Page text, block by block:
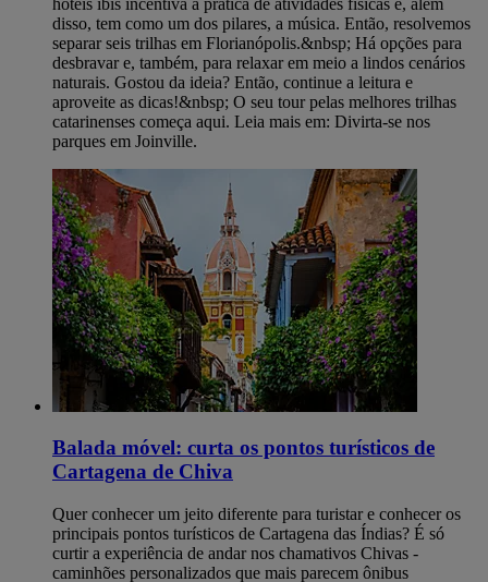
disso, tem como um dos pilares, a música. Então, resolvemos
separar seis trilhas em Florianópolis.&nbsp; Há opções para
desbravar e, também, para relaxar em meio a lindos cenários
naturais. Gostou da ideia? Então, continue a leitura e
aproveite as dicas!&nbsp; O seu tour pelas melhores trilhas
catarinenses começa aqui. Leia mais em: Divirta-se nos
parques em Joinville.
Balada móvel: curta os pontos turísticos de
Cartagena de Chiva
Quer conhecer um jeito diferente para turistar e conhecer os
principais pontos turísticos de Cartagena das Índias? É só
curtir a experiência de andar nos chamativos Chivas -
caminhões personalizados que mais parecem ônibus